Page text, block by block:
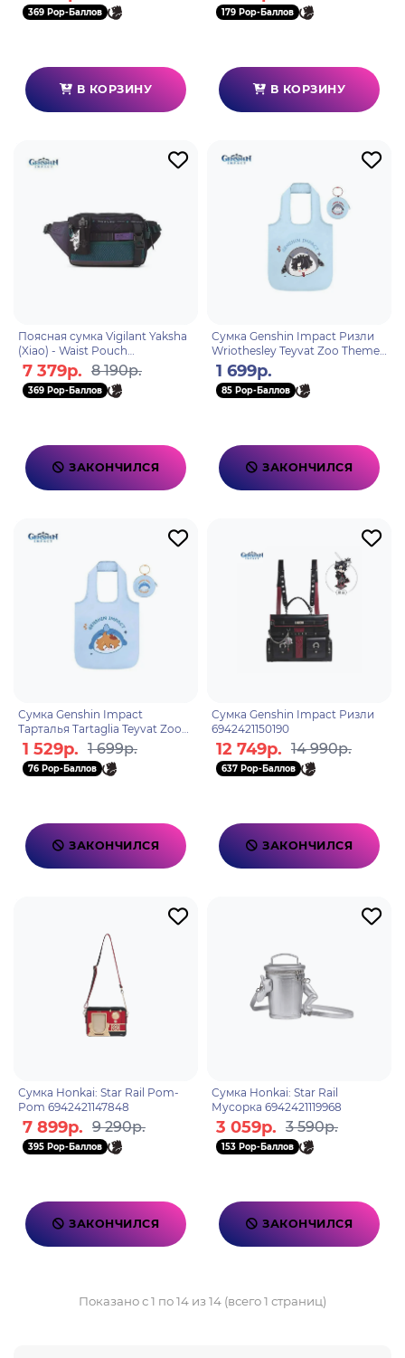
369 Pop-Баллов
В КОРЗИНУ
179 Pop-Баллов
В КОРЗИНУ
Поясная сумка Vigilant Yaksha
(Xiao) - Waist Pouch
6974696610956
7 379р. 8 190р.
369 Pop-Баллов
ЗАКОНЧИЛСЯ
Сумка Genshin Impact Ризли
Wriothesley Teyvat Zoo Theme
Folding Tote Bag 35869
1 699р.
85 Pop-Баллов
ЗАКОНЧИЛСЯ
Сумка Genshin Impact
Тарталья Tartaglia Teyvat Zoo
themed foldable handbag
35838
1 529р. 1 699р.
76 Pop-Баллов
ЗАКОНЧИЛСЯ
Сумка Genshin Impact Ризли
6942421150190
12 749р. 14 990р.
637 Pop-Баллов
ЗАКОНЧИЛСЯ
Сумка Honkai: Star Rail Pom-
Pom 6942421147848
7 899р. 9 290р.
395 Pop-Баллов
ЗАКОНЧИЛСЯ
Сумка Honkai: Star Rail
Мусорка 6942421119968
3 059р. 3 590р.
153 Pop-Баллов
ЗАКОНЧИЛСЯ
Показано с 1 по 14 из 14 (всего 1 страниц)